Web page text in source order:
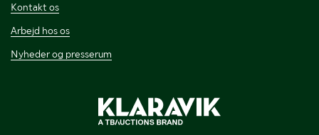
Kontakt os
Arbejd hos os
Nyheder og presserum